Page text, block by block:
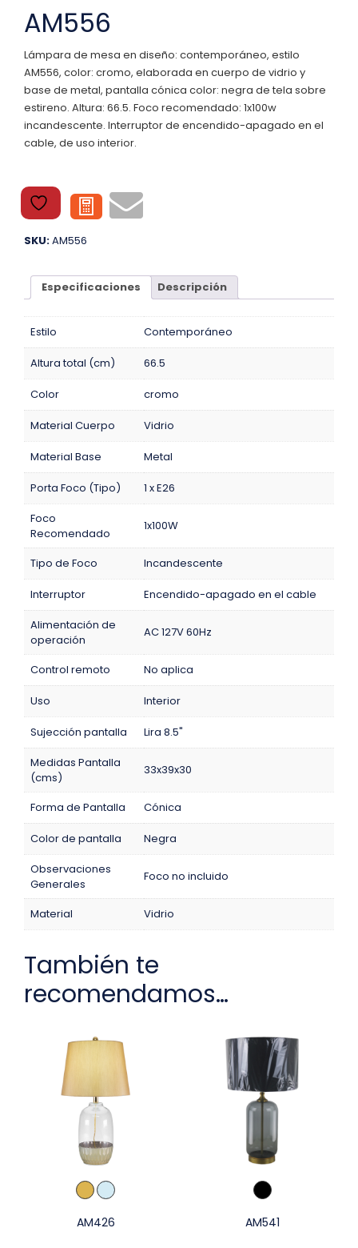
AM556
Lámpara de mesa en diseño: contemporáneo, estilo
AM556, color: cromo, elaborada en cuerpo de vidrio y
base de metal, pantalla cónica color: negra de tela sobre
estireno. Altura: 66.5. Foco recomendado: 1x100w
incandescente. Interruptor de encendido-apagado en el
cable, de uso interior.
SKU:AM556
Especificaciones Descripción
Estilo Contemporáneo
Altura total (cm) 66.5
Color cromo
Material Cuerpo Vidrio
Material Base Metal
Porta Foco (Tipo)
1 x E26
Foco
Recomendado
1x100W
Tipo de Foco Incandescente
Interruptor
Encendido-apagado en el cable
Alimentación de
operación
AC 127V 60Hz
Control remoto No aplica
Uso Interior
Sujección pantalla
Lira 8.5"
Medidas Pantalla
(cms)
33x39x30
Forma de Pantalla Cónica
Color de pantalla
Negra
Observaciones
Generales
Foco no incluido
Material Vidrio
También te
recomendamos…
AM426 AM541